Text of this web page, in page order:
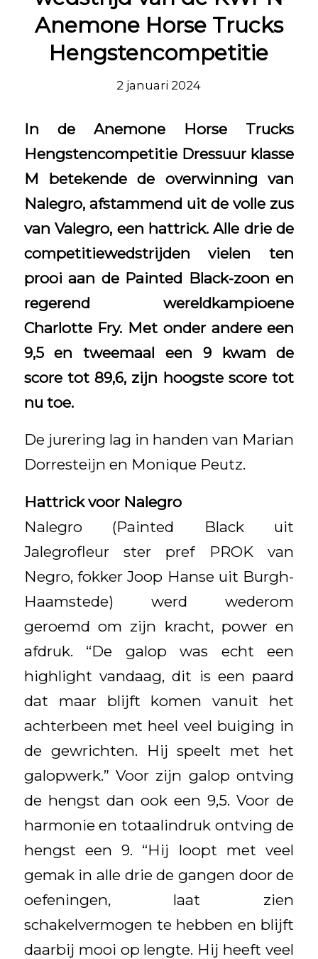
Anemone Horse Trucks
Hengstencompetitie
2 januari 2024
In de Anemone Horse Trucks
Hengstencompetitie Dressuur klasse
M betekende de overwinning van
Nalegro, afstammend uit de volle zus
van Valegro, een hattrick. Alle drie de
competitiewedstrijden vielen ten
prooi aan de Painted Black-zoon en
regerend wereldkampioene
Charlotte Fry. Met onder andere een
9,5 en tweemaal een 9 kwam de
score tot 89,6, zijn hoogste score tot
nu toe.
De jurering lag in handen van Marian
Dorresteijn en Monique Peutz.
Hattrick voor Nalegro
Nalegro (Painted Black uit
Jalegrofleur ster pref PROK van
Negro, fokker Joop Hanse uit Burgh-
Haamstede) werd wederom
geroemd om zijn kracht, power en
afdruk. “De galop was echt een
highlight vandaag, dit is een paard
dat maar blijft komen vanuit het
achterbeen met heel veel buiging in
de gewrichten. Hij speelt met het
galopwerk.” Voor zijn galop ontving
de hengst dan ook een 9,5. Voor de
harmonie en totaalindruk ontving de
hengst een 9. “Hij loopt met veel
gemak in alle drie de gangen door de
oefeningen, laat zien
schakelvermogen te hebben en blijft
daarbij mooi op lengte. Hij heeft veel